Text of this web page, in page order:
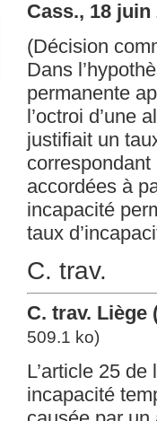
Cass., 18 juin
(Décision
Dans
permanente
l’octroi d’une
justifiait un
accordées à
incapacité
taux
C. trav.
C. trav. Liège
509.1 ko)
L’article 25
incapacité